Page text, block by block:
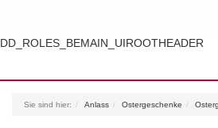
DD_ROLES_BEMAIN_UIROOTHEADER
Sie sind hier: Anlass Ostergeschenke